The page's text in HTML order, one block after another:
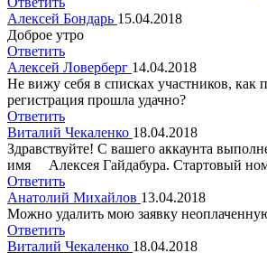
Алексей Бондарь 15.04.2018
Доброе утро
Ответить
Алексей Ловерберг 14.04.2018
Не вижу себя в списках участников, как
регистрация прошла удачно?
Ответить
Виталий Чекаленко 18.04.2018
Здравствуйте! С вашего аккаунта
имя Алексея Гайдабура. Стартовый
Ответить
Анатолий Михайлов 13.04.2018
Можно удалить мою заявку
Ответить
Виталий Чекаленко 18.04.2018